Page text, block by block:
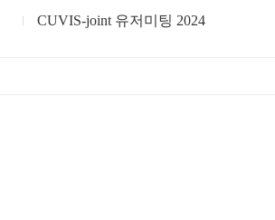
CUVIS-joint 유저미팅 2024